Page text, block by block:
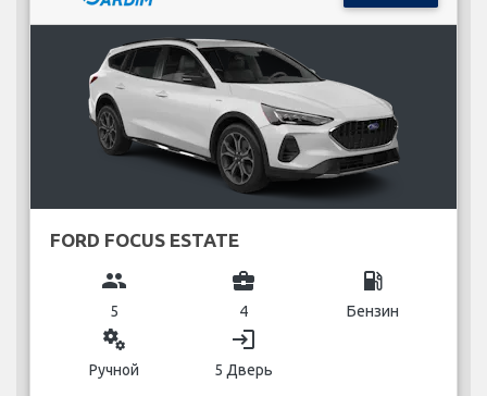
FORD FOCUS ESTATE
group
5
business_center
4
local_gas_station
Бензин
miscellaneous_services
Ручной
login
5 Дверь